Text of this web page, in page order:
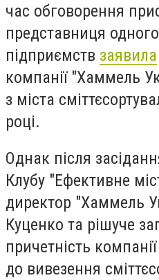
час обговорення
представниця
підприємств заявила
компанії "Хаммель
з міста
році.
Однак після
Клубу "Ефективне
директор "Хаммель
Куценко та рішуче
причетність
до вивезення